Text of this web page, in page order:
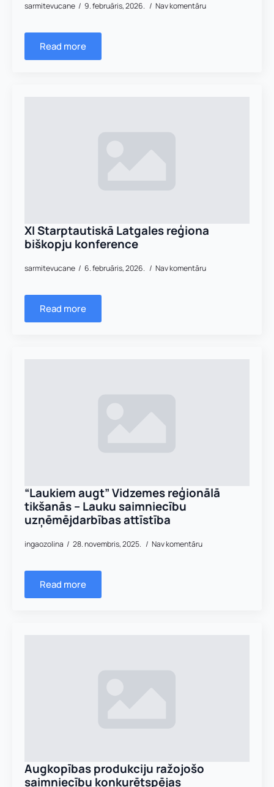
sarmitevucane 9. februāris, 2026. Nav komentāru
Read more
XI Starptautiskā Latgales reģiona
biškopju konference
sarmitevucane 6. februāris, 2026. Nav komentāru
Read more
“Laukiem augt” Vidzemes reģionālā
tikšanās – Lauku saimniecību
uzņēmējdarbības attīstība
ingaozolina 28. novembris, 2025. Nav komentāru
Read more
Augkopības produkciju ražojošo
saimniecību konkurētspējas